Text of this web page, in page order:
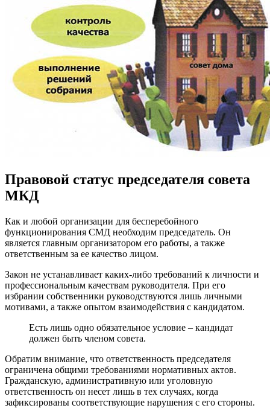
Правовой статус председателя совета
МКД
Как и любой организации для бесперебойного
функционирования СМД необходим председатель. Он
является главным организатором его работы, а также
ответственным за ее качество лицом.
Закон не устанавливает каких-либо требований к личности и
профессиональным качествам руководителя. При его
избрании собственники руководствуются лишь личными
мотивами, а также опытом взаимодействия с кандидатом.
Есть лишь одно обязательное условие – кандидат
должен быть членом совета.
Обратим внимание, что ответственность председателя
ограничена общими требованиями нормативных актов.
Гражданскую, административную или уголовную
ответственность он несет лишь в тех случаях, когда
зафиксированы соответствующие нарушения с его стороны.